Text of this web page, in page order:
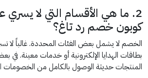
2. ما هي الأقسام التي لا يسري
كوبون خصم رد تاغ؟
الخصم لا يشمل بعض الفئات المحددة. غالباً لا
بطاقات الهدايا الإلكترونية أو خدمات معينة. في
المنتجات حديثة الوصول بالكامل من الخصومات